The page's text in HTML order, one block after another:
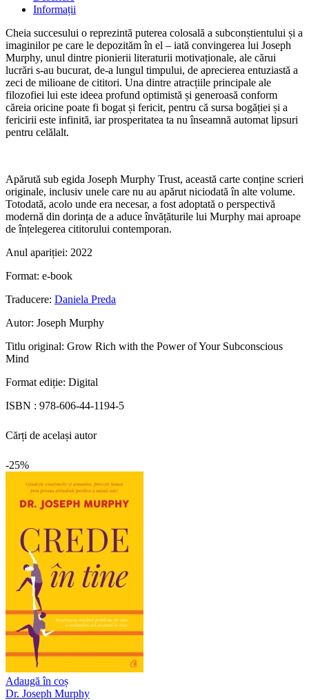
Informații
Cheia succesului o reprezintă puterea colosală a subconștientului și a
imaginilor pe care le depozităm în el – iată convingerea lui Joseph
Murphy, unul dintre pionierii literaturii motivaționale, ale cărui
lucrări s-au bucurat, de-a lungul timpului, de aprecierea entuziastă a
zeci de milioane de cititori. Una dintre atracțiile principale ale
filozofiei lui este ideea profund optimistă și generoasă conform
căreia oricine poate fi bogat și fericit, pentru că sursa bogăției și a
fericirii este infinită, iar prosperitatea ta nu înseamnă automat lipsuri
pentru celălalt.
Apărută sub egida Joseph Murphy Trust, această carte conține scrieri
originale, inclusiv unele care nu au apărut niciodată în alte volume.
Totodată, acolo unde era necesar, a fost adoptată o perspectivă
modernă din dorința de a aduce învățăturile lui Murphy mai aproape
de înțelegerea cititorului contemporan.
Anul apariției: 2022
Format: e-book
Traducere: Daniela Preda
Autor: Joseph Murphy
Titlu original: Grow Rich with the Power of Your Subconscious
Mind
Format ediție: Digital
ISBN : 978-606-44-1194-5
Cărți de același autor
-25%
Adaugă în coș
Dr. Joseph Murphy